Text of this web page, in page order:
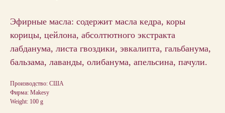
Эфирные масла: содержит масла кедра, коры
корицы, цейлона, абсолтютного экстракта
лабданума, листа гвоздики, эвкалипта, гальбанума,
бальзама, лаванды, олибанума, апельсина, пачули.
Производство: США
Фирма: Makesy
Weight: 100 g